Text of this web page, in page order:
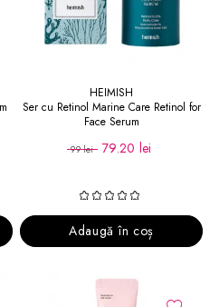
HEIMISH
Ser cu Retinol Marine Care Retinol for
Face Serum
99 lei 79.20 lei
Adaugă în coș